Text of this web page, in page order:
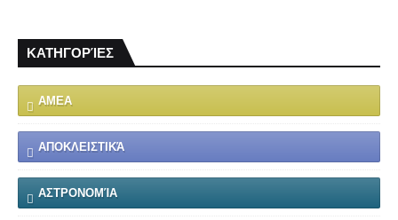
ΚΑΤΗΓΟΡΊΕΣ
ΑΜΕΑ
ΑΠΟΚΛΕΙΣΤΙΚΆ
ΑΣΤΡΟΝΟΜΊΑ